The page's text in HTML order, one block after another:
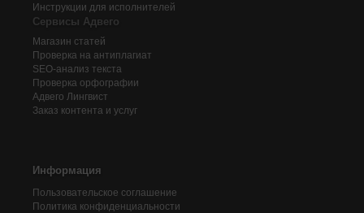
Инструкции для исполнителей
Сервисы Адвего
Магазин статей
Проверка на антиплагиат
SEO-анализ текста
Проверка орфографии
Адвего Лингвист
Заказ контента и услуг
Информация
Пользовательское соглашение
Политика конфиденциальности